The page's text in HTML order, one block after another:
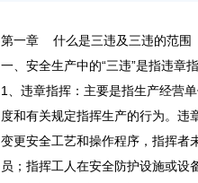
第一章 什么是三违及三违的范围
一、安全生产中的“三违”是指违章
1、违章指挥：主要是指生产经营
度和有关规定指挥生产的行为。违
变更安全工艺和操作程序，指挥者
员；指挥工人在安全防护设施或设